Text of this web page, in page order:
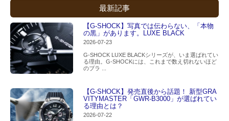
最新記事
【G-SHOCK】写真では伝わらない、「本物
の黒」があります。LUXE BLACK
2026-07-23
G-SHOCK LUXE BLACKシリーズが、いま選ばれてい
る理由。G-SHOCKには、これまで数え切れないほど
のブラ ...
【G-SHOCK】発売直後から話題！ 新型GRA
VITYMASTER「GWR-B3000」が選ばれてい
る理由とは？
2026-07-22